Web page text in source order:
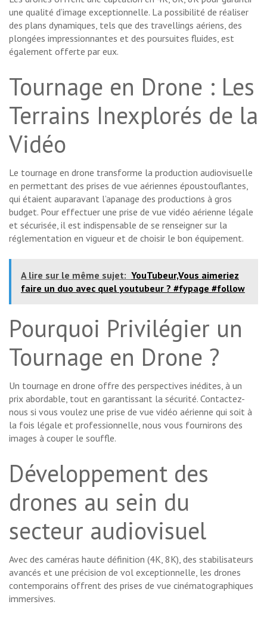
une qualité d’image exceptionnelle. La possibilité de réaliser
des plans dynamiques, tels que des travellings aériens, des
plongées impressionnantes et des poursuites fluides, est
également offerte par eux.
Tournage en Drone : Les
Terrains Inexplorés de la
Vidéo
Le tournage en drone transforme la production audiovisuelle
en permettant des prises de vue aériennes époustouflantes,
qui étaient auparavant l’apanage des productions à gros
budget. Pour effectuer une prise de vue vidéo aérienne légale
et sécurisée, il est indispensable de se renseigner sur la
réglementation en vigueur et de choisir le bon équipement.
A lire sur le même sujet: YouTubeur,Vous aimeriez
faire un duo avec quel youtubeur ? #fypage #follow
Pourquoi Privilégier un
Tournage en Drone ?
Un tournage en drone offre des perspectives inédites, à un
prix abordable, tout en garantissant la sécurité. Contactez-
nous si vous voulez une prise de vue vidéo aérienne qui soit à
la fois légale et professionnelle, nous vous fournirons des
images à couper le souffle.
Développement des
drones au sein du
secteur audiovisuel
Avec des caméras haute définition (4K, 8K), des stabilisateurs
avancés et une précision de vol exceptionnelle, les drones
contemporains offrent des prises de vue cinématographiques
immersives.